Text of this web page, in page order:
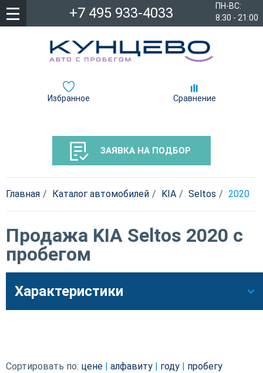
ПН-ВС:
8:30 - 21:00
+7 495 933-4033
Избранное Сравнение
ЗАЯВКА НА ПОДБОР
Главная Каталог автомобилей KIA Seltos 2020
Продажа KIA Seltos 2020 с
пробегом
Характеристики
Сортировать по: цене алфавиту году пробегу